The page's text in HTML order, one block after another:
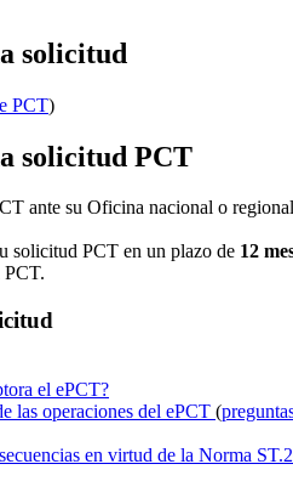
solicitud
PCT)
solicitud PCT
ante su Oficina nacional o
solicitud PCT en un plazo de 12
PCT.
el ePCT?
las operaciones del ePCT (
en virtud de la Norma